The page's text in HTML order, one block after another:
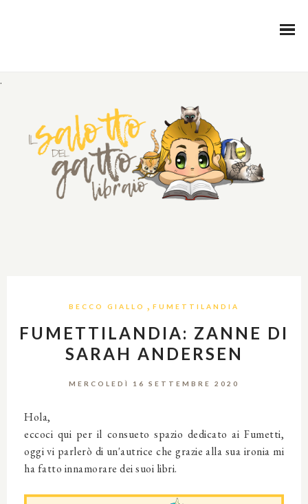
.
BECCO GIALLO , FUMETTILANDIA
FUMETTILANDIA: ZANNE DI
SARAH ANDERSEN
MERCOLEDÌ 16 SETTEMBRE 2020
Hola,
eccoci qui per il consueto spazio dedicato ai Fumetti,
oggi vi parlerò di un'autrice che grazie alla sua ironia mi
ha fatto innamorare dei suoi libri.